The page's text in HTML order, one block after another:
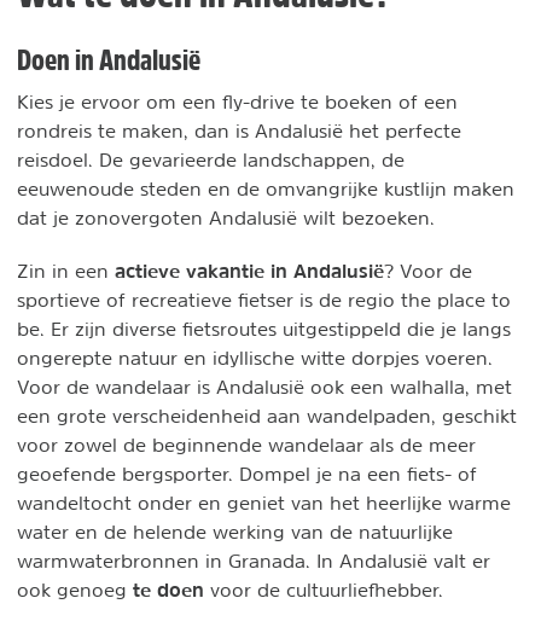
Doen in Andalusië
Kies je ervoor om een fly-drive te boeken of een
rondreis te maken, dan is Andalusië het perfecte
reisdoel. De gevarieerde landschappen, de
eeuwenoude steden en de omvangrijke kustlijn maken
dat je zonovergoten Andalusië wilt bezoeken.
Zin in een actieve vakantie in Andalusië? Voor de
sportieve of recreatieve fietser is de regio the place to
be. Er zijn diverse fietsroutes uitgestippeld die je langs
ongerepte natuur en idyllische witte dorpjes voeren.
Voor de wandelaar is Andalusië ook een walhalla, met
een grote verscheidenheid aan wandelpaden, geschikt
voor zowel de beginnende wandelaar als de meer
geoefende bergsporter. Dompel je na een fiets- of
wandeltocht onder en geniet van het heerlijke warme
water en de helende werking van de natuurlijke
warmwaterbronnen in Granada. In Andalusië valt er
ook genoeg te doen voor de cultuurliefhebber.